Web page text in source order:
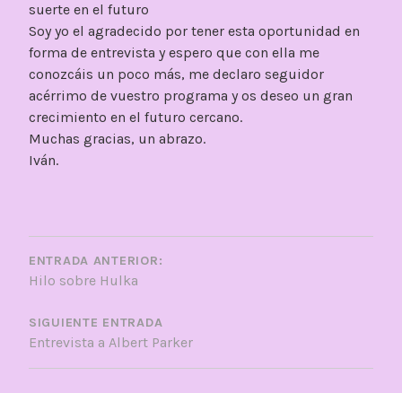
suerte en el futuro
Soy yo el agradecido por tener esta oportunidad en
forma de entrevista y espero que con ella me
conozcáis un poco más, me declaro seguidor
acérrimo de vuestro programa y os deseo un gran
crecimiento en el futuro cercano.
Muchas gracias, un abrazo.
Iván.
NAVEGACIÓN
DE
ENTRADAS
ENTRADA ANTERIOR:
Hilo sobre Hulka
SIGUIENTE ENTRADA
Entrevista a Albert Parker